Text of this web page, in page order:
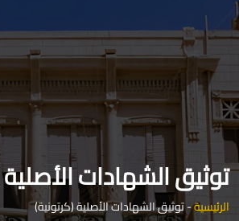
توثيق الشهادات
الرئيسية-توثيق الشهادات الأصلية (كرتونية)